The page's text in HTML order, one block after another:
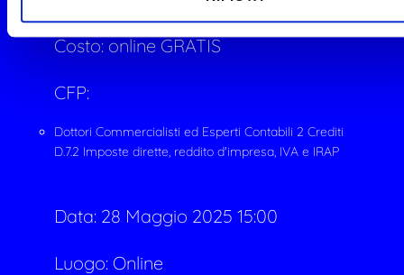
Costo:onlineGRATIS
CFP:
Dottori Commercialisti ed Esperti Contabili 2 Crediti
D.7.2 Imposte dirette, reddito d'impresa, IVA e IRAP
Data: 28 Maggio 2025 15:00
Luogo: Online